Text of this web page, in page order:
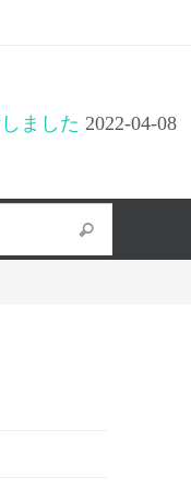
ました 2022-04-08
検索